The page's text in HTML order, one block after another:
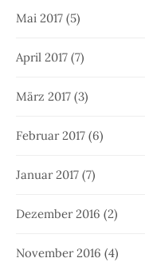
Mai 2017 (5)
April 2017 (7)
März 2017 (3)
Februar 2017 (6)
Januar 2017 (7)
Dezember 2016 (2)
November 2016 (4)